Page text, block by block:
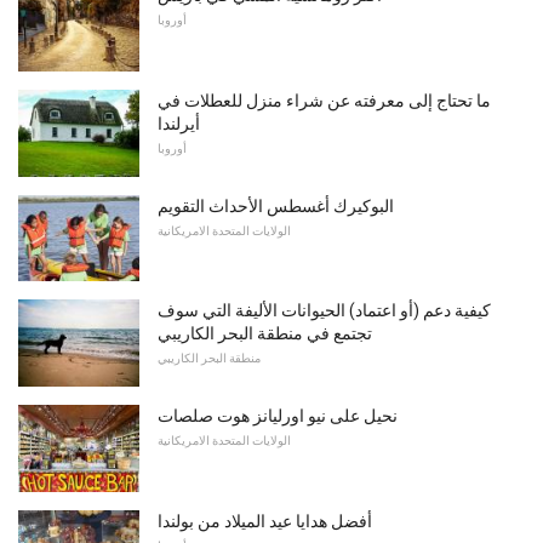
أوروبا
ما تحتاج إلى معرفته عن شراء منزل للعطلات في
أيرلندا
أوروبا
البوكيرك أغسطس الأحداث التقويم
الولايات المتحدة الامريكانية
كيفية دعم (أو اعتماد) الحيوانات الأليفة التي سوف
تجتمع في منطقة البحر الكاريبي
منطقة البحر الكاريبي
نحيل على نيو اورليانز هوت صلصات
الولايات المتحدة الامريكانية
أفضل هدايا عيد الميلاد من بولندا